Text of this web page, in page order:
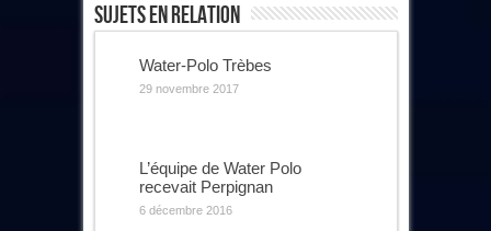
Sujets En Relation
Water-Polo Trèbes
29 novembre 2017
L’équipe de Water Polo
recevait Perpignan
6 décembre 2016